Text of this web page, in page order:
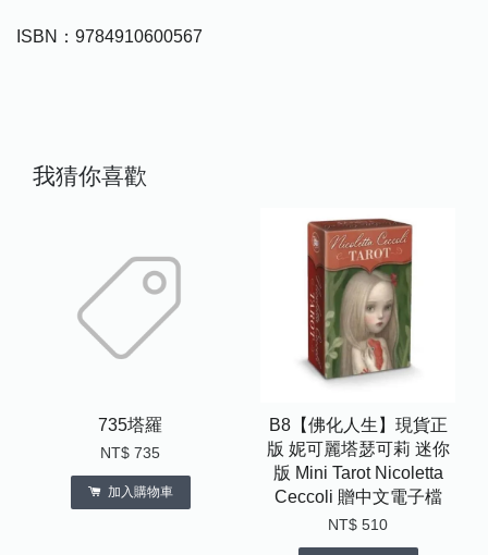
ISBN：9784910600567
我猜你喜歡
735塔羅
NT$ 735
加入購物車
B8【佛化人生】現貨正
版 妮可麗塔瑟可莉 迷你
版 Mini Tarot Nicoletta
Ceccoli 贈中文電子檔
NT$ 510